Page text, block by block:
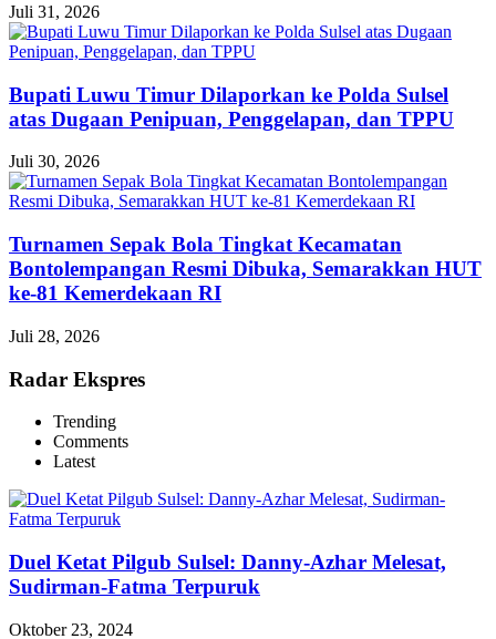
Juli 31, 2026
Bupati Luwu Timur Dilaporkan ke Polda Sulsel
atas Dugaan Penipuan, Penggelapan, dan TPPU
Juli 30, 2026
Turnamen Sepak Bola Tingkat Kecamatan
Bontolempangan Resmi Dibuka, Semarakkan HUT
ke-81 Kemerdekaan RI
Juli 28, 2026
Radar Ekspres
Trending
Comments
Latest
Duel Ketat Pilgub Sulsel: Danny-Azhar Melesat,
Sudirman-Fatma Terpuruk
Oktober 23, 2024